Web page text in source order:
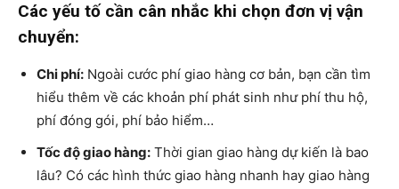
Các yếu tố cần cân nhắc khi chọn đơn vị vận
chuyển:
Chi phí: Ngoài cước phí giao hàng cơ bản, bạn cần tìm
hiểu thêm về các khoản phí phát sinh như phí thu hộ,
phí đóng gói, phí bảo hiểm…
Tốc độ giao hàng: Thời gian giao hàng dự kiến là bao
lâu? Có các hình thức giao hàng nhanh hay giao hàng